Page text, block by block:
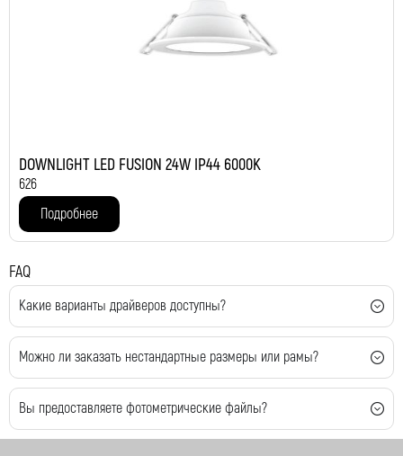
DOWNLIGHT LED FUSION 24W IP44 6000K
626
Подробнее
FAQ
Какие варианты драйверов доступны?
Можно ли заказать нестандартные размеры или рамы?
Вы предоставляете фотометрические файлы?